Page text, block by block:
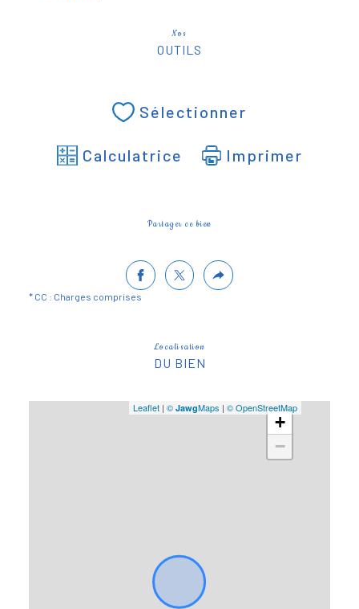
Nos
OUTILS
Sélectionner
Calculatrice Imprimer
Partager ce bien
* CC : Charges comprises
Localisation
DU BIEN
+
−
Leaflet | © JawgMaps | © OpenStreetMap